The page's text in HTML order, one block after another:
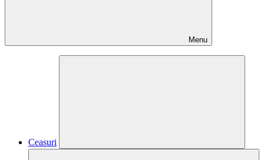
Menu
Ceasuri